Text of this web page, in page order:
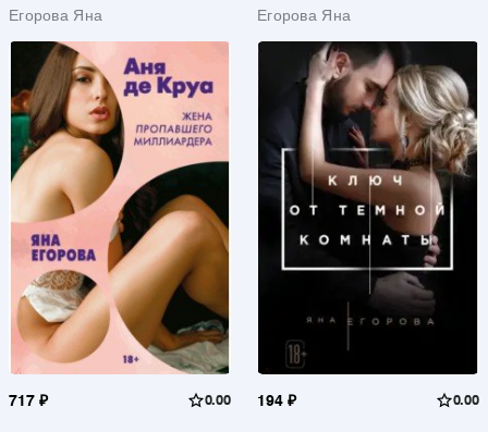
пропавшего миллиардера
Егорова Яна Егорова Яна
717 ₽ 0.00 194 ₽ 0.00